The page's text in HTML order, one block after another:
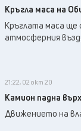
Кръгла маса на
Кръглата маса ще
атмосферния
21:22, 02 окт 20
Камион падна
Движението на